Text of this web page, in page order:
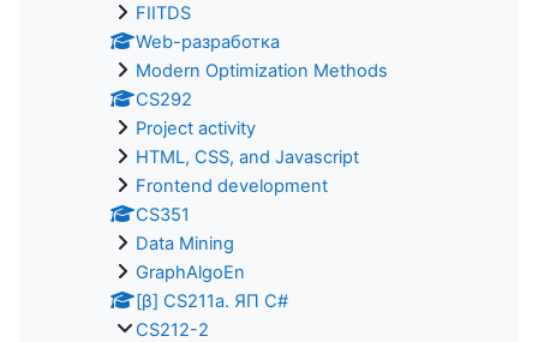
FIITDS
Web-разработка
Modern Optimization Methods
CS292
Project activity
HTML, CSS, and Javascript
Frontend development
CS351
Data Mining
GraphAlgoEn
[β] CS211a. ЯП С#
CS212-2